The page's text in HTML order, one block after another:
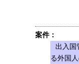
案件：
出入国
る外国